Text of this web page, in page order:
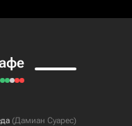
(Дамиан Суарес)